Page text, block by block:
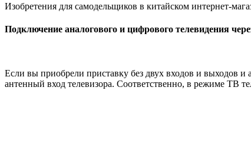
Изобретения для самодельщиков в китайском интернет-
Подключение аналогового и цифрового телевидения
Если вы приобрели приставку без двух входов и выходов
антенный вход телевизора. Соответственно, в режиме ТВ